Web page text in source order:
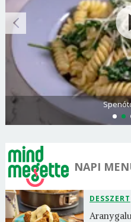
NAPI
DESSZERT